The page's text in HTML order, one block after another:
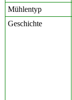
Mühlentyp
Geschichte